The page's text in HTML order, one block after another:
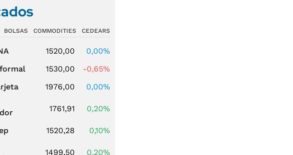
BOLSAS COMMODITIES CEDEARS
1520,00
0,00%
1530,00
-0,65%
1976,00
0,00%
1761,91 0,20%
1520,28
0,10%
1499,50 0,20%